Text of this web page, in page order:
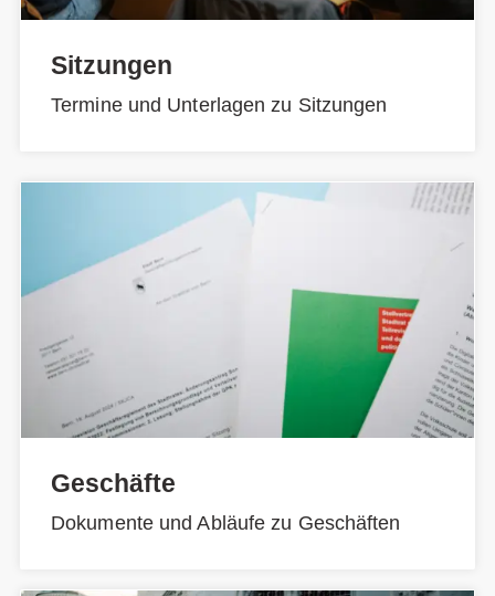
Sitzungen
Termine und Unterlagen zu Sitzungen
Geschäfte
Dokumente und Abläufe zu Geschäften